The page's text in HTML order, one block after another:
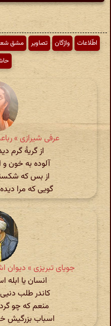
اطّلاعات واژگان تصاویر مشق
عرفی شیرازی »
از گریهٔ گرم
آلوده به خون
از بس که
گویی که مرا
جویای تبریزی » دیوان
انسان یا
کاندر طلب
منعم که چو
اسباب